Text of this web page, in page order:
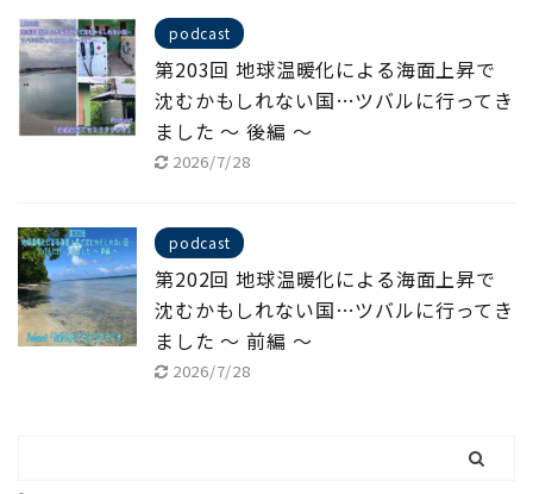
podcast
第203回 地球温暖化による海面上昇で
沈むかもしれない国…ツバルに行ってき
ました ～ 後編 ～
2026/7/28
podcast
第202回 地球温暖化による海面上昇で
沈むかもしれない国…ツバルに行ってき
ました ～ 前編 ～
2026/7/28